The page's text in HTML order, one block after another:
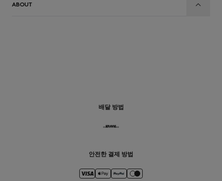
ABOUT
배달 방법
안전한 결제 방법